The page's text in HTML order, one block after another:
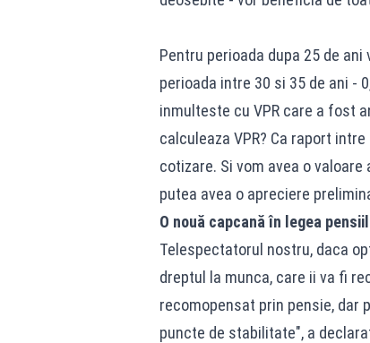
Pentru perioada dupa 25 de ani
perioada intre 30 si 35 de ani -
inmulteste cu VPR care a fost
calculeaza VPR? Ca raport
cotizare. Si vom avea o
putea avea o apreciere
O nouă capcană în legea
Telespectatorul nostru, daca
dreptul la munca, care ii va fi
recomopensat prin pensie, dar
puncte de stabilitate", a